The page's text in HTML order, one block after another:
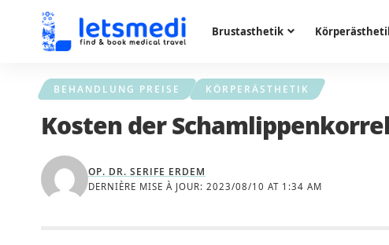
Brustasthetik
BEHANDLUNG PREISE KÖRPERÄSTHETIK
Kosten der
DERNIÈRE MISE À JOUR: 2023/08/10 AT 1:34 AM
OP. DR. SERIFE ERDEM